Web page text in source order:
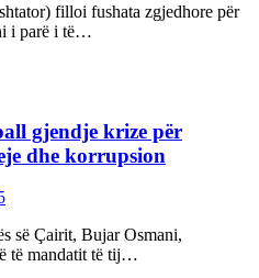
filloi fushata zgjedhore për
i parë i të…
gjendje krize për
dhe korrupsion
së Çairit, Bujar Osmani,
të mandatit të tij…